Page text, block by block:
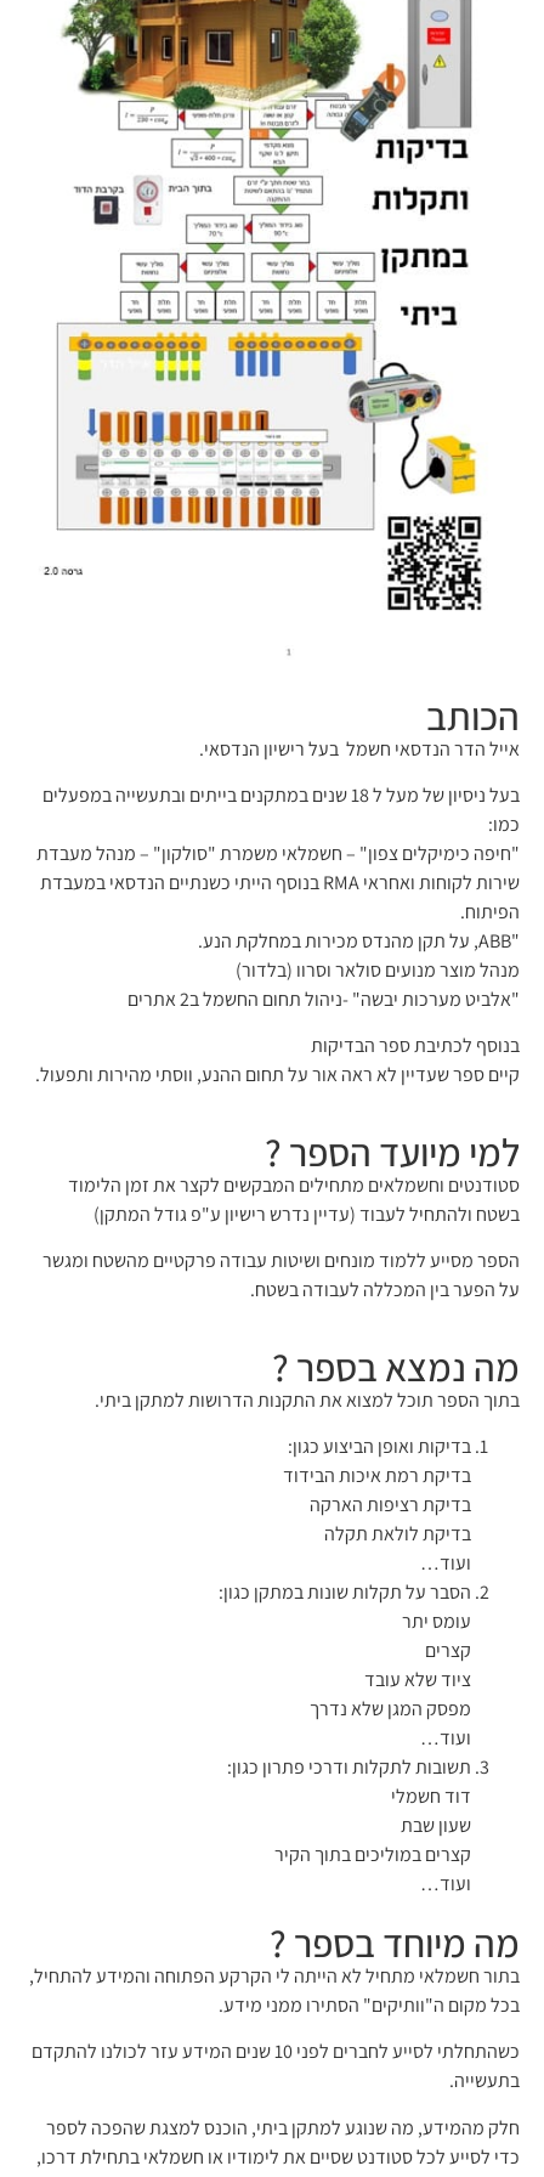
הכותב
אייל הדר הנדסאי חשמל בעל רישיון הנדסאי.
בעל ניסיון של מעל ל 18 שנים במתקנים בייתים ובתעשייה במפעלים
כמו:
"חיפה כימיקלים צפון" – חשמלאי משמרת "סולקון" – מנהל מעבדת
שירות לקוחות ואחראי RMA בנוסף הייתי כשנתיים הנדסאי במעבדת
הפיתוח.
"ABB, על תקן מהנדס מכירות במחלקת הנע.
מנהל מוצר מנועים סולאר וסרוו (בלדור)
"אלביט מערכות יבשה" -ניהול תחום החשמל ב2 אתרים
בנוסף לכתיבת ספר הבדיקות
קיים ספר שעדיין לא ראה אור על תחום ההנע, ווסתי מהירות ותפעול.
למי מיועד הספר ?
סטודנטים וחשמלאים מתחילים המבקשים לקצר את זמן הלימוד
בשטח ולהתחיל לעבוד (עדיין נדרש רישיון ע"פ גודל המתקן)
הספר מסייע ללמוד מונחים ושיטות עבודה פרקטיים מהשטח ומגשר
על הפער בין המכללה לעבודה בשטח.
מה נמצא בספר ?
בתוך הספר תוכל למצוא את התקנות הדרושות למתקן ביתי.
בדיקות ואופן הביצוע כגון:
בדיקת רמת איכות הבידוד
בדיקת רציפות הארקה
בדיקת לולאת תקלה
ועוד…
הסבר על תקלות שונות במתקן כגון:
עומס יתר
קצרים
ציוד שלא עובד
מפסק המגן שלא נדרך
ועוד…
תשובות לתקלות ודרכי פתרון כגון:
דוד חשמלי
שעון שבת
קצרים במוליכים בתוך הקיר
ועוד…
מה מיוחד בספר ?
בתור חשמלאי מתחיל לא הייתה לי הקרקע הפתוחה והמידע להתחיל,
בכל מקום ה"וותיקים" הסתירו ממני מידע.
כשהתחלתי לסייע לחברים לפני 10 שנים המידע עזר לכולנו להתקדם
בתעשייה.
חלק מהמידע, מה שנוגע למתקן ביתי, הוכנס למצגת שהפכה לספר
כדי לסייע לכל סטודנט שסיים את לימודיו או חשמלאי בתחילת דרכו,